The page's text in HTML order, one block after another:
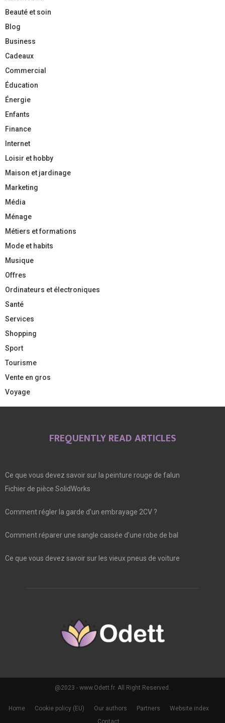
Beauté et soin
Blog
Business
Cadeaux
Commercial
Éducation
Énergie
Enfants
Finance
Internet
Loisir et hobby
Maison et jardinage
Marketing
Média
Ménage
Métiers et formations
Mode et habits
Musique
Offres
Ordinateurs et électroniques
Santé
Services
Shopping
Sport
Tourisme
Vente en gros
Voyage
FREQUENTLY READ ARTICLES
Ce que vous devez savoir sur la peinture rouge de falun
Fichier de pièce SolidWorks
Comment régler la garde d’un embrayage 2CV ?
Comment réparer une sangle cassée d’une robe de bal
Ce que vous devez savoir sur les vieux pneus de voiture
@2023 - www.Odett.fr. All Right Reserved.
Home Cookie policy (EU) Our authors Partners
Website index
Contact